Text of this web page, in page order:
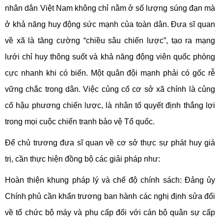
nhân dân Việt Nam không chỉ nằm ở số lượng súng đạn mà
ở khả năng huy động sức mạnh của toàn dân. Đưa sĩ quan
về xã là tăng cường “chiều sâu chiến lược”, tạo ra mạng
lưới chỉ huy thông suốt và khả năng động viên quốc phòng
cực nhanh khi có biến. Một quân đội mạnh phải có gốc rễ
vững chắc trong dân. Việc củng cố cơ sở xã chính là củng
cố hậu phương chiến lược, là nhân tố quyết định thắng lợi
trong mọi cuộc chiến tranh bảo vệ Tổ quốc.
Để chủ trương đưa sĩ quan về cơ sở thực sự phát huy giá
trị, cần thực hiện đồng bộ các giải pháp như:
Hoàn thiện khung pháp lý và chế độ chính sách: Đảng ủy
Chính phủ cần khẩn trương ban hành các nghị định sửa đổi
về tổ chức bộ máy và phụ cấp đối với cán bộ quân sự cấp